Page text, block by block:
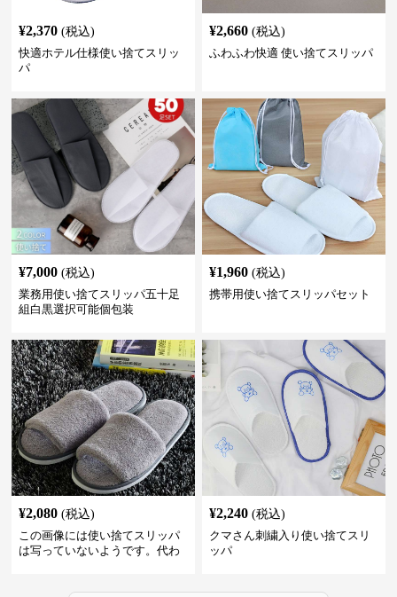
¥2,370 (税込)
快適ホテル仕様使い捨てスリッ
パ
¥2,660 (税込)
ふわふわ快適 使い捨てスリッパ
¥7,000 (税込)
業務用使い捨てスリッパ五十足
組白黒選択可能個包装
¥1,960 (税込)
携帯用使い捨てスリッパセット
¥2,080 (税込)
この画像には使い捨てスリッパ
は写っていないようです。代わ
¥2,240 (税込)
クマさん刺繍入り使い捨てスリ
ッパ